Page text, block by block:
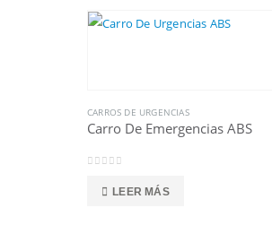
CARROS DE URGENCIAS
Carro De Emergencias ABS
LEER MÁS